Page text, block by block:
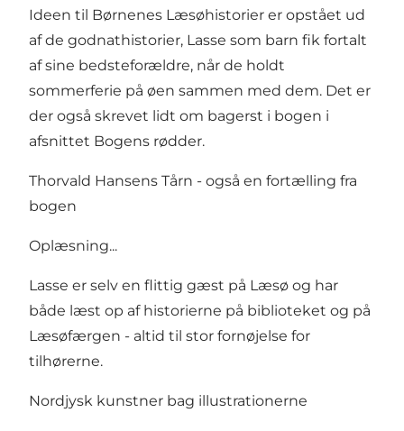
Ideen til Børnenes Læsøhistorier er opstået ud
af de godnathistorier, Lasse som barn fik fortalt
af sine bedsteforældre, når de holdt
sommerferie på øen sammen med dem. Det er
der også skrevet lidt om bagerst i bogen i
afsnittet Bogens rødder.
Thorvald Hansens Tårn - også en fortælling fra
bogen
Oplæsning...
Lasse er selv en flittig gæst på Læsø og har
både læst op af historierne på biblioteket og på
Læsøfærgen - altid til stor fornøjelse for
tilhørerne.
Nordjysk kunstner bag illustrationerne